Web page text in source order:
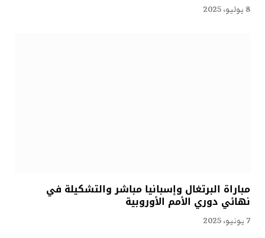
8 يوليو، 2025
مباراة البرتغال وإسبانيا مباشر والتشكيلة في
نهائي دوري الأمم الأوروبية
7 يونيو، 2025